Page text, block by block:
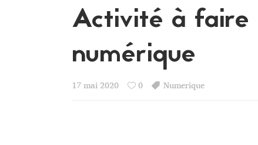
Activité à faire
numérique
17 mai 2020 0 Numerique